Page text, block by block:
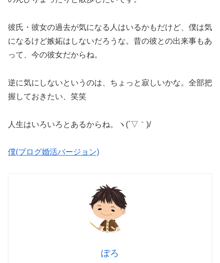
彼氏・彼女の過去が気になる人はいるかもだけど、僕は気
になるけど嫉妬はしないだろうな。昔の彼との出来事もあ
って、今の彼女だからね。
逆に気にしないというのは、ちょっと寂しいかな。全部把
握しておきたい、笑笑
人生はいろいろとあるからね。ヽ(´▽｀)/
僕(ブログ婚活バージョン)
ぽろ